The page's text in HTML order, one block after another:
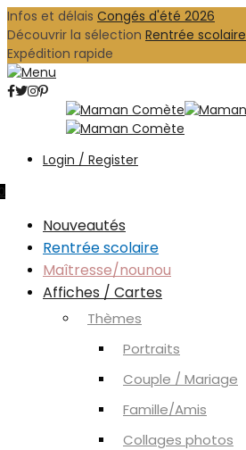
Infos et délais Congés d'été 2026
Découvrir la sélection Rentrée scolaire
Expédition rapide
Login / Register
Nouveautés
Rentrée scolaire
Maîtresse/nounou
Affiches / Cartes
Thèmes
Portraits
Couple / Mariage
Famille/Amis
Collages photos